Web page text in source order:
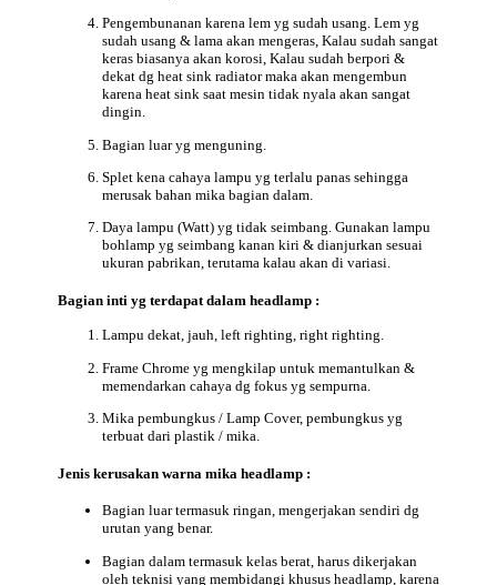
Pengembunanan karena lem yg sudah usang. Lem yg
sudah usang & lama akan mengeras, Kalau sudah sangat
keras biasanya akan korosi, Kalau sudah berpori &
dekat dg heat sink radiator maka akan mengembun
karena heat sink saat mesin tidak nyala akan sangat
dingin.
Bagian luar yg menguning.
Splet kena cahaya lampu yg terlalu panas sehingga
merusak bahan mika bagian dalam.
Daya lampu (Watt) yg tidak seimbang. Gunakan lampu
bohlamp yg seimbang kanan kiri & dianjurkan sesuai
ukuran pabrikan, terutama kalau akan di variasi.
Bagian inti yg terdapat dalam headlamp :
Lampu dekat, jauh, left righting, right righting.
Frame Chrome yg mengkilap untuk memantulkan &
memendarkan cahaya dg fokus yg sempurna.
Mika pembungkus / Lamp Cover, pembungkus yg
terbuat dari plastik / mika.
Jenis kerusakan warna mika headlamp :
Bagian luar termasuk ringan, mengerjakan sendiri dg
urutan yang benar.
Bagian dalam termasuk kelas berat, harus dikerjakan
oleh teknisi yang membidangi khusus headlamp, karena